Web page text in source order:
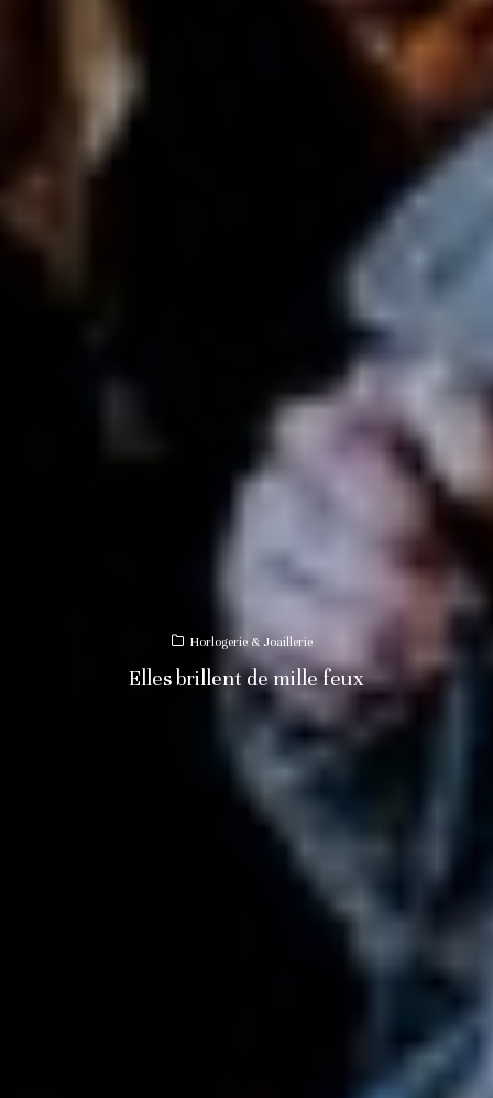
Horlogerie & Joaillerie
Elles brillent de mille feux